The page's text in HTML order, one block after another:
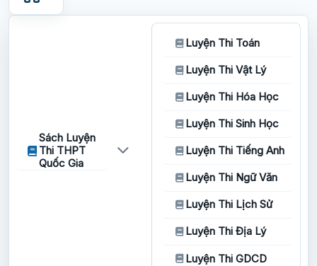
Sách Luyện
Thi THPT
Quốc Gia
Luyện Thi Toán
Luyện Thi Vật Lý
Luyện Thi Hóa Học
Luyện Thi Sinh Học
Luyện Thi Tiếng Anh
Luyện Thi Ngữ Văn
Luyện Thi Lịch Sử
Luyện Thi Địa Lý
Luyện Thi GDCD